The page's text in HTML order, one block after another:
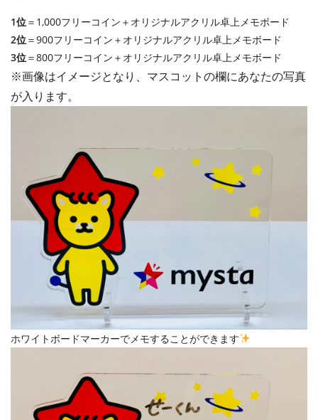
1位＝1,000フリーコイン＋オリジナルアクリル卓上メモボード
2位＝900フリーコイン＋オリジナルアクリル卓上メモボード
3位＝800フリーコイン＋オリジナルアクリル卓上メモボード
※画像はイメージとなり、マスコットの欄にあなたの写真
が入ります。
ホワイトボードマーカーでメモすることができます